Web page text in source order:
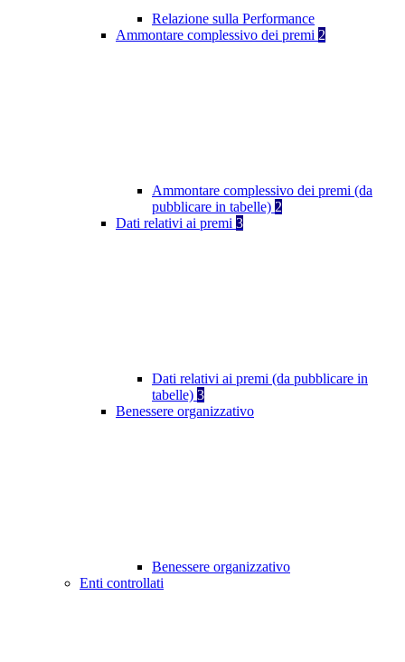
Relazione sulla Performance
Ammontare complessivo dei premi 2
Ammontare complessivo dei premi (da
pubblicare in tabelle) 2
Dati relativi ai premi 3
Dati relativi ai premi (da pubblicare in
tabelle) 3
Benessere organizzativo
Benessere organizzativo
Enti controllati